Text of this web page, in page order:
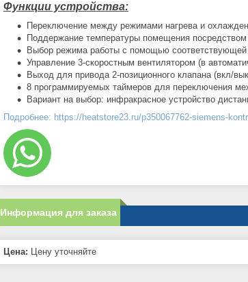
Функции устройства:
Переключение между режимами нагрева и
Поддержание температуры помещения посредством
Выбор режима работы с помощью соответствующей
Управление 3-скоростным вентилятором (в
Выход для привода 2-позиционного клапана (вкл/
8 программируемых таймеров для переключения
Вариант на выбор: инфракрасное устройство
Подробнее: https://heatstore23.ru/p350067762-siemens-
Информация для заказа
Цена: Цену уточняйте